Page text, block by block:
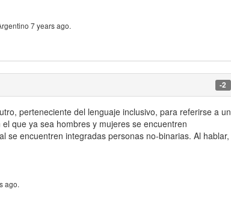
7 years ago.
-2
perteneciente del lenguaje inclusivo, para referirse a un
que ya sea hombres y mujeres se encuentren
se encuentren integradas personas no-binarias. Al hablar,
ago.